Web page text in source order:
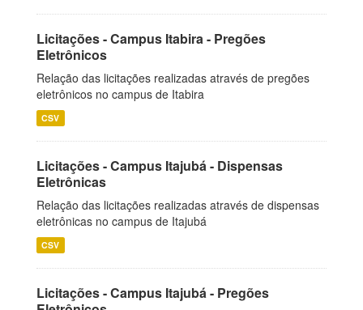
Licitações - Campus Itabira - Pregões
Eletrônicos
Relação das licitações realizadas através de pregões
eletrônicos no campus de Itabira
CSV
Licitações - Campus Itajubá - Dispensas
Eletrônicas
Relação das licitações realizadas através de dispensas
eletrônicas no campus de Itajubá
CSV
Licitações - Campus Itajubá - Pregões